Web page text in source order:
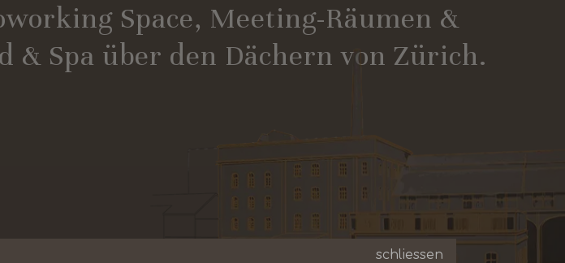
schliessen
Space, Meeting-Räumen &
Spa über den Dächern von Zürich.